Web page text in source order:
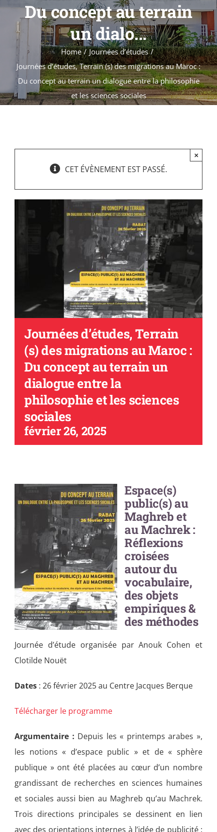
Évènements
Appels
Agenda
Du concept au terrain
un dialo...
Home
Journées d’études
Journées d’études, Terrain (s) des migrations au Maroc :
Du concept au terrain un dialogue entre la philosophie
et les sciences sociales
CET ÉVÈNEMENT EST PASSÉ.
×
Journées d’études, Terrain
(s) des migrations au Maroc :
Du concept au terrain un
dialogue entre la
philosophie et les sciences
sociales
février 26, 2025
Espace(s)
public(s) au
Maghreb et
au Machrek :
Réflexions
croisées
autour du
vocabulaire,
des objets
empiriques &
des méthodes
Journée d’étude organisée par Anouk Cohen et
Clotilde Nouët
Dates : 26 février 2025 au Centre Jacques Berque
Télécharger le programme
Argumentaire : Depuis les « printemps arabes »,
les notions « d’espace public » et de « sphère
publique » ont été placées au cœur d’un nombre
grandissant de recherches en sciences humaines
et sociales aussi bien au Maghreb qu’au Machrek.
Trois directions principales se dessinent en lien
avec des orientations internes à l’idée de publicité :